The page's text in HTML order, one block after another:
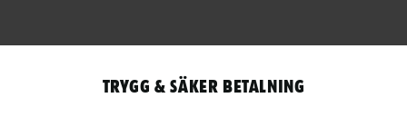
Trygg & säker betalning